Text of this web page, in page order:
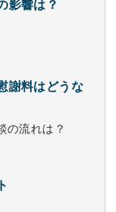
影響は？
謝料はどうな
の流れは？